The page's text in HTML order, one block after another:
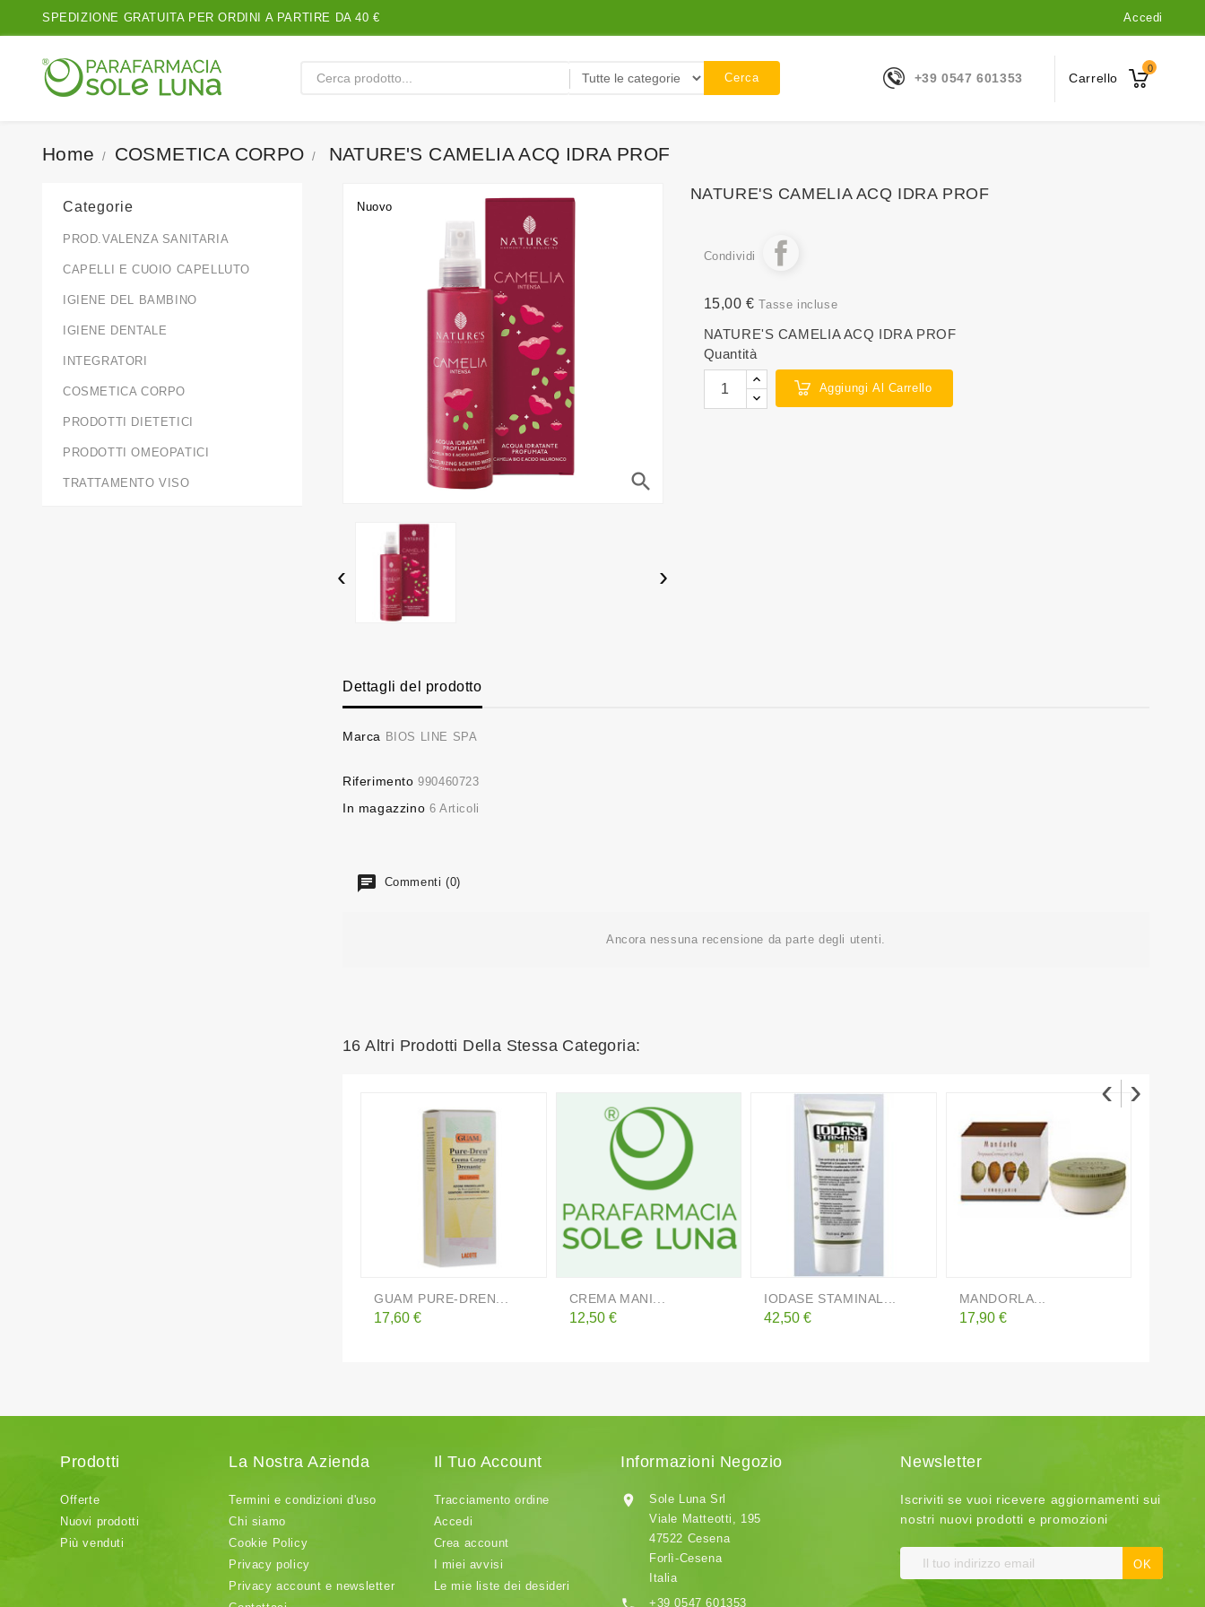
SPEDIZIONE GRATUITA PER ORDINI A PARTIRE DA 40 € Accedi
Carrello
0
+39 0547 601353
Cerca
Home COSMETICA CORPO NATURE'S CAMELIA ACQ IDRA PROF
Categorie
PROD.VALENZA SANITARIA
CAPELLI E CUOIO CAPELLUTO
IGIENE DEL BAMBINO
IGIENE DENTALE
INTEGRATORI
COSMETICA CORPO
PRODOTTI DIETETICI
PRODOTTI OMEOPATICI
TRATTAMENTO VISO
Nuovo
search
‹ ›
NATURE'S CAMELIA ACQ IDRA PROF
Condividi
15,00 € Tasse incluse
NATURE'S CAMELIA ACQ IDRA PROF
Quantità
Aggiungi Al Carrello
Dettagli del prodotto
Marca BIOS LINE SPA
Riferimento 990460723
In magazzino 6 Articoli
Commenti (0)
Ancora nessuna recensione da parte degli utenti.
16 Altri Prodotti Della Stessa Categoria:
GUAM PURE-DREN...
Prezzo
17,60 €
CREMA MANI...
Prezzo
12,50 €
IODASE STAMINAL...
Prezzo
42,50 €
MANDORLA...
Prezzo
17,90 €
‹ ›
Prodotti
Offerte
Nuovi prodotti
Più venduti
La Nostra Azienda
Termini e condizioni d'uso
Chi siamo
Cookie Policy
Privacy policy
Privacy account e newsletter
Il Tuo Account
Tracciamento ordine
Accedi
Crea account
I miei avvisi
Le mie liste dei desideri
Informazioni Negozio

Sole Luna Srl
Viale Matteotti, 195
47522 Cesena
Forlì-Cesena
Italia
+39 0547 601353
Newsletter
Iscriviti se vuoi ricevere aggiornamenti sui
nostri nuovi prodotti e promozioni